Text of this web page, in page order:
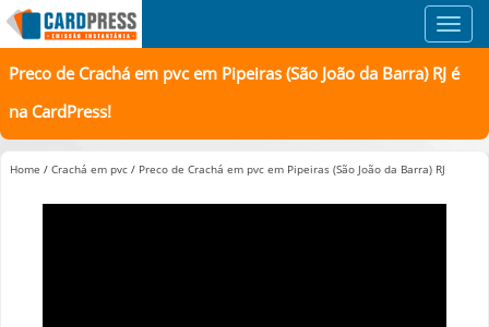
Preco de Crachá em pvc em Pipeiras (São João da Barra) RJ é
na CardPress!
Home / Crachá em pvc / Preco de Crachá em pvc em Pipeiras (São João da Barra) RJ